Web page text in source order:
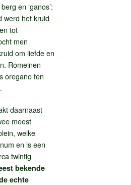
en ‘ganos’:
werd het kruid
tot
men
om liefde en
Romeinen
oregano ten
daarnaast
meest
welke
en is een
twintig
bekende
echte